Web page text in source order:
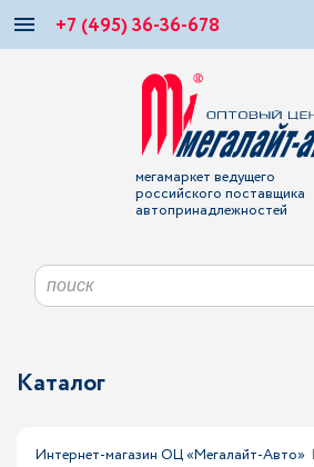
+7 (495) 36-36-678
мегамаркет ведущего
российского поставщика
автопринадлежностей
Каталог
Интернет-магазин ОЦ «Мегалайт-Авто»